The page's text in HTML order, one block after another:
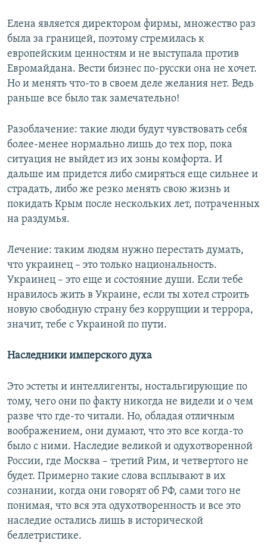
Елена является директором фирмы, множество раз
была за границей, поэтому стремилась к
европейским ценностям и не выступала против
Евромайдана. Вести бизнес по-русски она не хочет.
Но и менять что-то в своем деле желания нет. Ведь
раньше все было так замечательно!
Разоблачение: такие люди будут чувствовать себя
более-менее нормально лишь до тех пор, пока
ситуация не выйдет из их зоны комфорта. И
дальше им придется либо смиряться еще сильнее и
страдать, либо же резко менять свою жизнь и
покидать Крым после нескольких лет, потраченных
на раздумья.
Лечение: таким людям нужно перестать думать,
что украинец – это только национальность.
Украинец – это еще и состояние души. Если тебе
нравилось жить в Украине, если ты хотел строить
новую свободную страну без коррупции и террора,
значит, тебе с Украиной по пути.
Наследники имперского духа
Это эстеты и интеллигенты, ностальгирующие по
тому, чего они по факту никогда не видели и о чем
разве что где-то читали. Но, обладая отличным
воображением, они думают, что это все когда-то
было с ними. Наследие великой и одухотворенной
России, где Москва – третий Рим, и четвертого не
будет. Примерно такие слова всплывают в их
сознании, когда они говорят об РФ, сами того не
понимая, что вся эта одухотворенность и все это
наследие остались лишь в исторической
беллетристике.